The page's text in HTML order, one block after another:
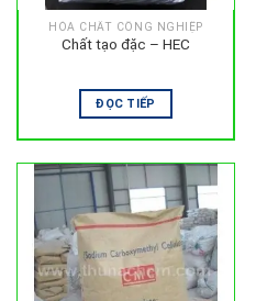
HÓA CHẤT CÔNG NGHIỆP
Chất tạo đặc – HEC
ĐỌC TIẾP